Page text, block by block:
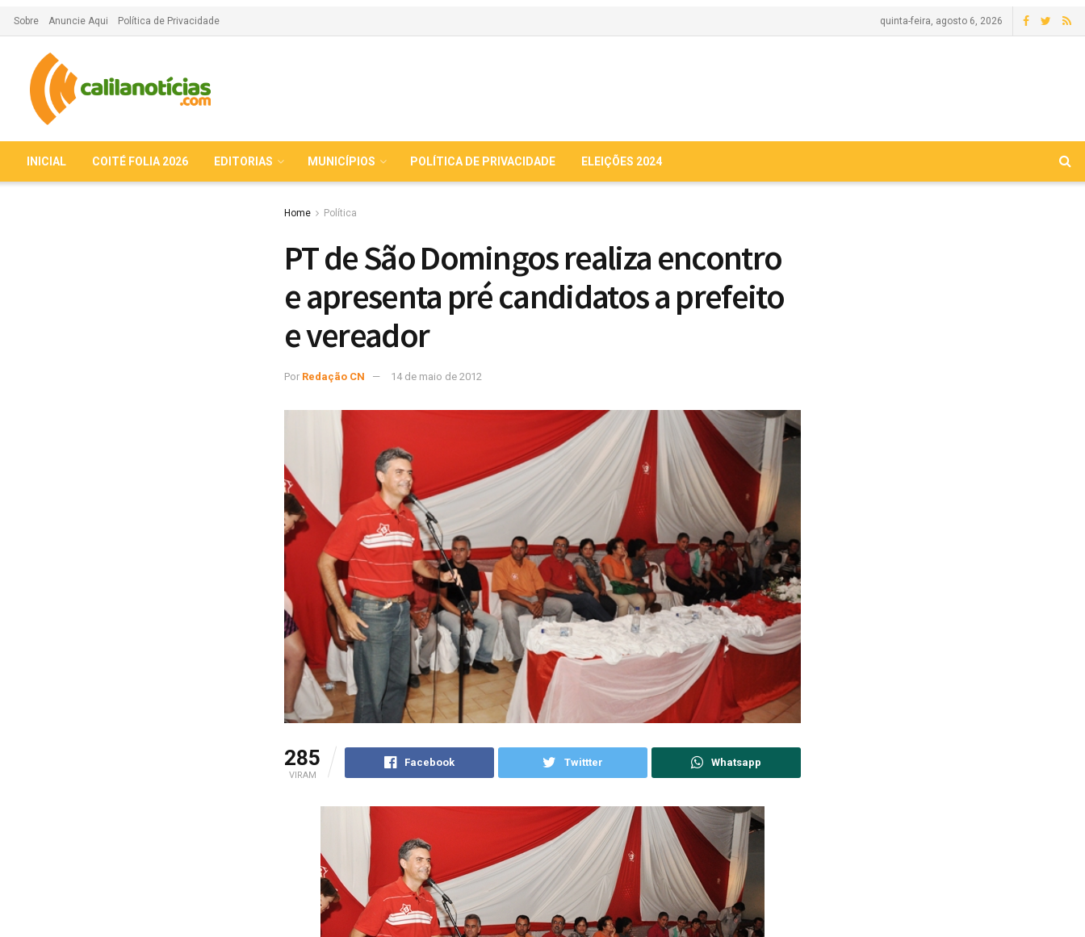
Sobre Anuncie Aqui Política de Privacidade quinta-feira, agosto 6, 2026
INICIAL COITÉ FOLIA 2026 EDITORIAS MUNICÍPIOS POLÍTICA DE PRIVACIDADE ELEIÇÕES 2024
Home Política
PT de São Domingos realiza encontro
e apresenta pré candidatos a prefeito
e vereador
Por Redação CN 14 de maio de 2012
285
VIRAM
Facebook Twittter Whatsapp